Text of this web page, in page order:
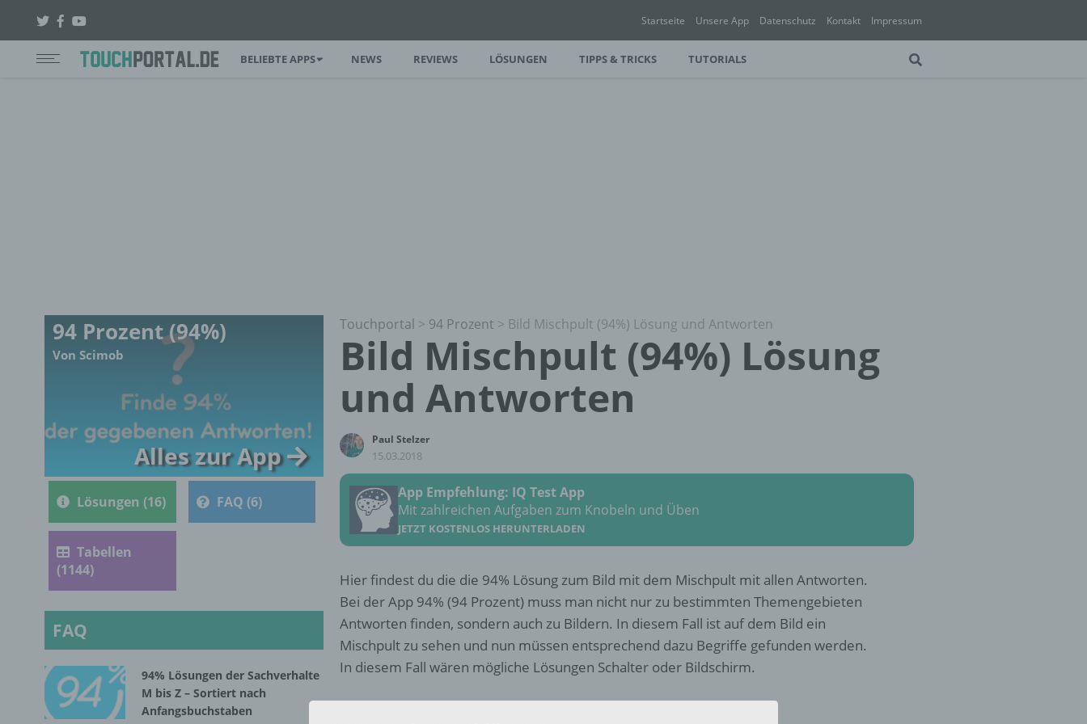
Startseite Unsere App Datenschutz Kontakt Impressum
BELIEBTE APPS NEWS REVIEWS LÖSUNGEN TIPPS & TRICKS TUTORIALS
Touchportal > 94 Prozent > Bild Mischpult (94%) Lösung und Antworten
Bild Mischpult (94%) Lösung
und Antworten
Paul Stelzer
15.03.2018
App Empfehlung: IQ Test App
Mit zahlreichen Aufgaben zum Knobeln und Üben
JETZT KOSTENLOS HERUNTERLADEN
Hier findest du die die 94% Lösung zum Bild mit dem Mischpult mit allen Antworten.
Bei der App 94% (94 Prozent) muss man nicht nur zu bestimmten Themengebieten
Antworten finden, sondern auch zu Bildern. In diesem Fall ist auf dem Bild ein
Mischpult zu sehen und nun müssen entsprechend dazu Begriffe gefunden werden.
In diesem Fall wären mögliche Lösungen Schalter oder Bildschirm.
94 Prozent (94%)
Von Scimob
Alles zur App
Lösungen (16) FAQ (6)
Tabellen
(1144)
FAQ
94% Lösungen der Sachverhalte
M bis Z – Sortiert nach
Anfangsbuchstaben